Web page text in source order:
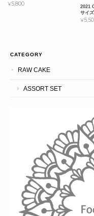
¥5,800
2021
サイ
CATEGORY
RAW CAKE
ASSORT SET